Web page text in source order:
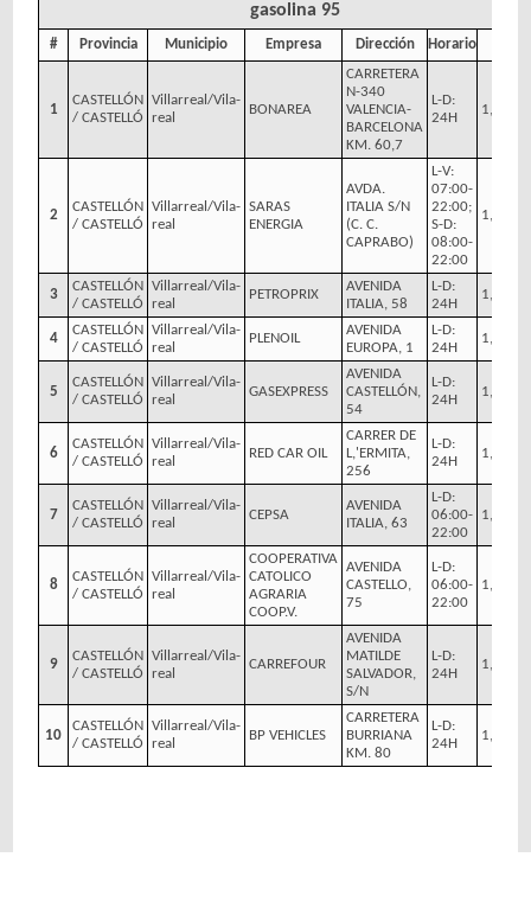
gasolina 95
# Provincia Municipio Empresa Dirección Horario
1
CASTELLÓN
/ CASTELLÓ
Villarreal/Vila-
real
BONAREA
CARRETERA
N-340
VALENCIA-
BARCELONA
KM. 60,7
L-D:
24H
1,460
2
CASTELLÓN
/ CASTELLÓ
Villarreal/Vila-
real
SARAS
ENERGIA
AVDA.
ITALIA S/N
(C. C.
CAPRABO)
L-V:
07:00-
22:00;
S-D:
08:00-
22:00
1,489
3
CASTELLÓN
/ CASTELLÓ
Villarreal/Vila-
real
PETROPRIX
AVENIDA
ITALIA, 58
L-D:
24H
1,489
4
CASTELLÓN
/ CASTELLÓ
Villarreal/Vila-
real
PLENOIL
AVENIDA
EUROPA, 1
L-D:
24H
1,489
5
CASTELLÓN
/ CASTELLÓ
Villarreal/Vila-
real
GASEXPRESS
AVENIDA
CASTELLÓN,
54
L-D:
24H
1,499
6
CASTELLÓN
/ CASTELLÓ
Villarreal/Vila-
real
RED CAR OIL
CARRER DE
L,'ERMITA,
256
L-D:
24H
1,518
7
CASTELLÓN
/ CASTELLÓ
Villarreal/Vila-
real
CEPSA
AVENIDA
ITALIA, 63
L-D:
06:00-
22:00
1,539
8
CASTELLÓN
/ CASTELLÓ
Villarreal/Vila-
real
COOPERATIVA
CATOLICO
AGRARIA
COOP.V.
AVENIDA
CASTELLO,
75
L-D:
06:00-
22:00
1,599
9
CASTELLÓN
/ CASTELLÓ
Villarreal/Vila-
real
CARREFOUR
AVENIDA
MATILDE
SALVADOR,
S/N
L-D:
24H
1,659
10
CASTELLÓN
/ CASTELLÓ
Villarreal/Vila-
real
BP VEHICLES
CARRETERA
BURRIANA
KM. 80
L-D:
24H
1,735